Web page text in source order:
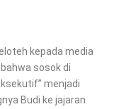
kepada media
sosok di
menjadi
Budi ke jajaran